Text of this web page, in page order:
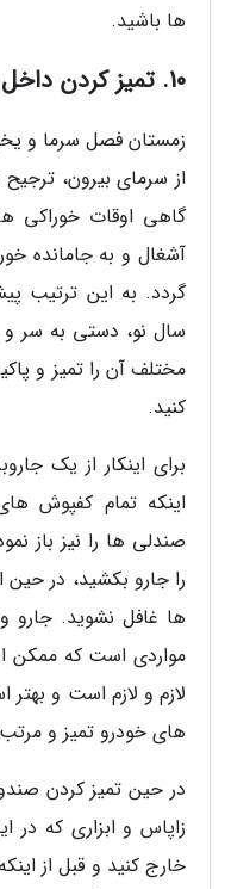
ها باشید.
10. تمیز کردن داخل خودرو را نباید فراموش کنید
زمستان فصل سرما و
از سرمای بیرون،
گاهی اوقات خوراکی
آشغال و به جامانده
گردد. به این ترتیب
سال نو، دستی به سر
مختلف آن را تمیز و
کنید.
برای اینکار از یک
اینکه تمام کفپوش
صندلی ها را نیز باز
را جارو بکشید، در حین
ها غافل نشوید. جارو
مواردی است که ممکن
لازم و لازم است و
های خودرو تمیز و
در حین تمیز کردن
زاپاس و ابزاری که در
خارج کنید و قبل از